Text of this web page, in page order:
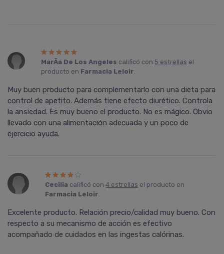
MarÃ­a De Los Angeles calificó con 5 estrellas el
producto en Farmacia Leloir.
Muy buen producto para complementarlo con una dieta para
control de apetito. Además tiene efecto diurético. Controla
la ansiedad. Es muy bueno el producto. No es mágico. Obvio
llevado con una alimentación adecuada y un poco de
ejercicio ayuda.
Cecilia calificó con4 estrellas el producto en
Farmacia Leloir.
Excelente producto. Relación precio/calidad muy bueno. Con
respecto a su mecanismo de acción es efectivo
acompañado de cuidados en las ingestas calórinas.